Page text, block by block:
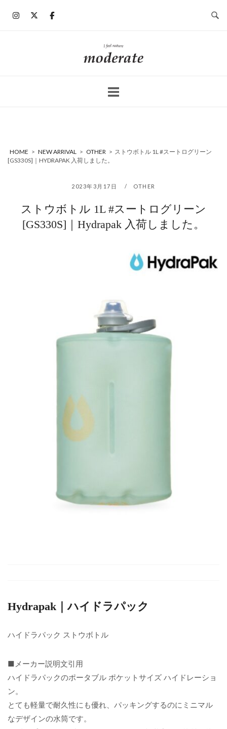
ホ
ー
HOME > NEW ARRIVAL > OTHER > ストウボトル 1L #スートログリーン
[GS330S]｜HYDRAPAK 入荷しました。
2023年3月17日 OTHER
ストウボトル 1L #スートログリーン
[GS330S]｜Hydrapak 入荷しました。
Hydrapak｜ハイドラパック
ハイドラパック ストウボトル
■メーカー説明文引用
ハイドラパックのポータブル ポケットサイズ ハイドレーショ
ン。
とても軽量で耐久性にも優れ、パッキングするのにミニマル
なデザインの水筒です。